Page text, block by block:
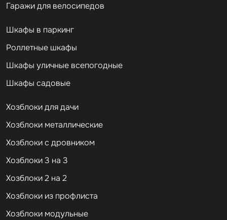
Гаражи для велосипедов
Шкафы в паркинг
Роллетные шкафы
Шкафы уличные всепогодные
Шкафы садовые
Хозблоки для дачи
Хозблоки металлические
Хозблоки с дровником
Хозблоки 3 на 3
Хозблоки 2 на 2
Хозблоки из профлиста
Хозблоки модульные